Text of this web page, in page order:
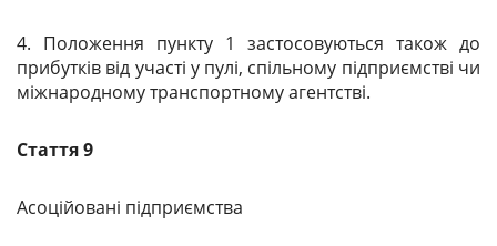
4. Положення пункту 1 застосовуються також до
прибутків від участі у пулі, спільному підприємстві чи
міжнародному транспортному агентстві.
Стаття 9
Асоційовані підприємства